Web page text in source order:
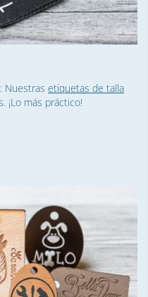
Nuestras etiquetas de talla
¡Lo más práctico!